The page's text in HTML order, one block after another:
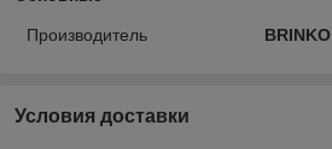
Производитель BRINKO
Условия доставки